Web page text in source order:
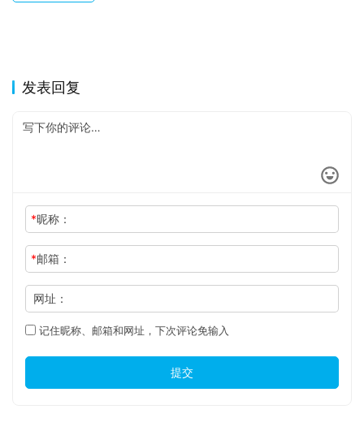
发表回复
*昵称：
*邮箱：
网址：
记住昵称、邮箱和网址，下次评论免输入
提交